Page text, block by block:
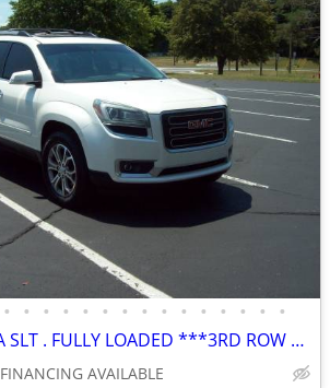
• • • • • • • • • • • • • • •
2014 GMC ACADIA SLT . FULLY LOADED ***3RD ROW SEATING
FINANCING AVAILABLE